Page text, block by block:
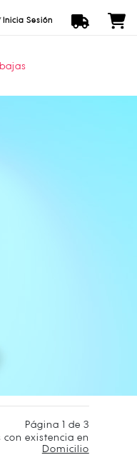
Inicia Sesión
Página 1 de 3
con existencia en
Domicilio